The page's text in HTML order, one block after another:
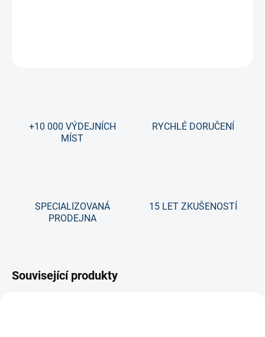
+10 000 VÝDEJNÍCH
MÍST
RYCHLÉ DORUČENÍ
SPECIALIZOVANÁ
PRODEJNA
15 LET ZKUŠENOSTÍ
Související produkty